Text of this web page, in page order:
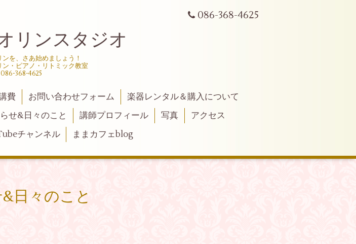
086-368-4625
リンスタジオ
を、さあ始めましょう！
ン・ピアノ・リトミック教室
368-4625
費 お問い合わせフォーム
楽器レンタル＆購入について
せ&日々のこと 講師プロフィール 写真
アクセス
チャンネル ままカフェblog
日々のこと